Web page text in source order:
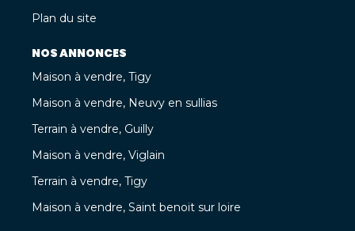
Plan du site
NOS ANNONCES
Maison à vendre, Tigy
Maison à vendre, Neuvy en sullias
Terrain à vendre, Guilly
Maison à vendre, Viglain
Terrain à vendre, Tigy
Maison à vendre, Saint benoit sur loire